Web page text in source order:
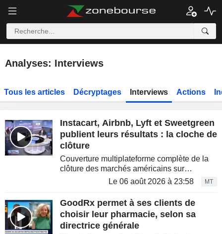
Analyses: Interviews
Tous les articles Décryptages Interviews Actions
Instacart, Airbnb, Lyft et Sweetgreen
publient leurs résultats : la cloche de
clôture
Couverture multiplateforme complète de la
clôture des marchés américains sur
Bloomberg Television, Bloomberg Radio et
Massar et Tim Stenovec. ...
Le 06 août 2026 à 23:58 MT
GoodRx permet à ses clients de
choisir leur pharmacie, selon sa
directrice générale